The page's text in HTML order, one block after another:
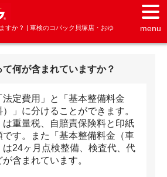
すか？ | 車検のコバック貝塚店・おゆ
menu
何が含まれていますか？
定費用」と「基本整備料金
）」に分けることができます。
は重量税、自賠責保険料と印紙
です。また「基本整備料金（車
は24ヶ月点検整備、検査代、代
含まれています。